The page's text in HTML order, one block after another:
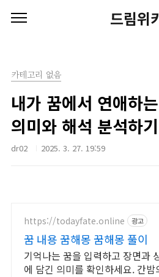
드림위
카테고리 없음
내가 꿈에서 연애하
의미와 해석 분석하기
dr02 2025. 3. 27. 19:59
https://todayfate.online 광고
꿈 내용 꿈해몽 꿈해몽 풀이
기억나는 꿈을 입력하고 장면과
에 담긴 의미를 확인하세요. 간밤